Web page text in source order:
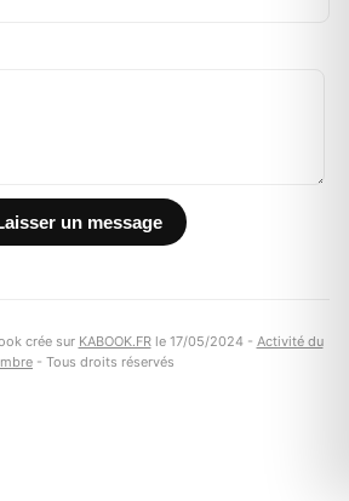
crée sur KABOOK.FRle 17/05/2024 - Activité du
- Tous droits réservés